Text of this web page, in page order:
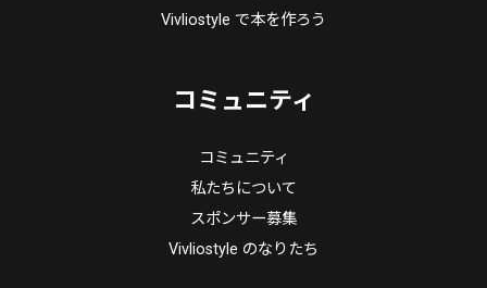
Vivliostyle で本を作ろう
コミュニティ
コミュニティ
私たちについて
スポンサー募集
Vivliostyle のなりたち